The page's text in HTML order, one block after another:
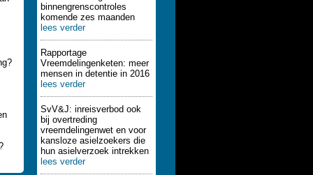
binnengrenscontroles
komende zes maanden
lees verder
Rapportage
Vreemdelingenketen: meer
mensen in detentie in 2016
lees verder
SvV&J: inreisverbod ook
bij overtreding
vreemdelingenwet en voor
kansloze asielzoekers die
hun asielverzoek intrekken
lees verder